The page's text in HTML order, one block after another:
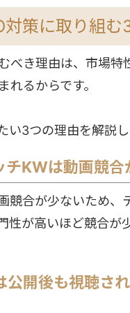
策に取り組む
べき理由は、市場
るからです。
3つの理由を解説し
KWは動画競
競合が少ないため、
性が高いほど競合が
開後も視聴さ